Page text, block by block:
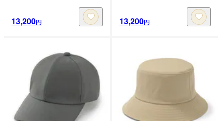
13,200円 13,200円